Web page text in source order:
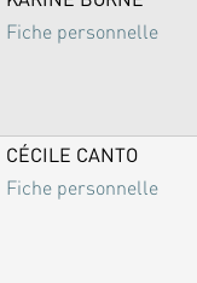
Fiche personnelle
CÉCILE CANTO
Fiche personnelle